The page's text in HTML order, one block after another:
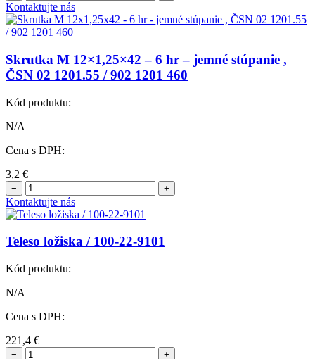
Kontaktujte nás
Skrutka M 12×1,25×42 – 6 hr – jemné stúpanie ,
ČSN 02 1201.55 / 902 1201 460
Kód produktu:
N/A
Cena s DPH:
3,2 €
− +
Kontaktujte nás
Teleso ložiska / 100-22-9101
Kód produktu:
N/A
Cena s DPH:
221,4 €
− +